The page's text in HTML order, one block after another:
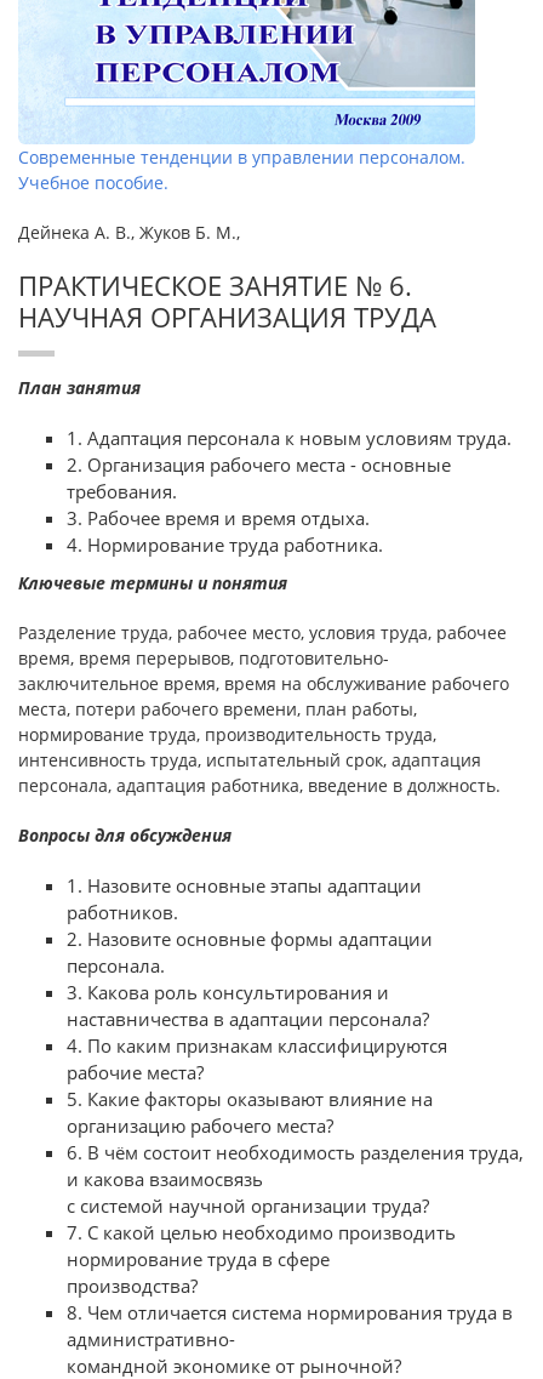
Современные тенденции в управлении персоналом.
Учебное пособие.
Дейнека А. В., Жуков Б. М.,
ПРАКТИЧЕСКОЕ ЗАНЯТИЕ № 6.
НАУЧНАЯ ОРГАНИЗАЦИЯ ТРУДА
План занятия
1. Адаптация персонала к новым условиям труда.
2. Организация рабочего места - основные
требования.
3. Рабочее время и время отдыха.
4. Нормирование труда работника.
Ключевые термины и понятия
Разделение труда, рабочее место, условия труда, рабочее
время, время перерывов, подготовительно-
заключительное время, время на об­служивание рабочего
места, потери рабочего времени, план работы,
нормирование труда, производительность труда,
интенсивность труда, испытательный срок, адаптация
персонала, адаптация работника, введе­ние в должность.
Вопросы для обсуждения
1. Назовите основные этапы адаптации
работников.
2. Назовите основные формы адаптации
персонала.
3. Какова роль консультирования и
наставничества в адаптации персо­нала?
4. По каким признакам классифицируются
рабочие места?
5. Какие факторы оказывают влияние на
организацию рабочего места?
6. В чём состоит необходимость разделения труда,
и какова взаимосвязь
с системой научной организации труда?
7. С какой целью необходимо производить
нормирование труда в сфере
производства?
8. Чем отличается система нормирования труда в
административно-
командной экономике от рыночной?